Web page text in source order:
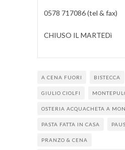
0578 717086 (tel & fax)
CHIUSO IL MARTEDì
A CENA FUORI BISTECCA
GIULIO CIOLFI
OSTERIA ACQUACHETA A
PASTA FATTA IN CASA
PRANZO & CENA